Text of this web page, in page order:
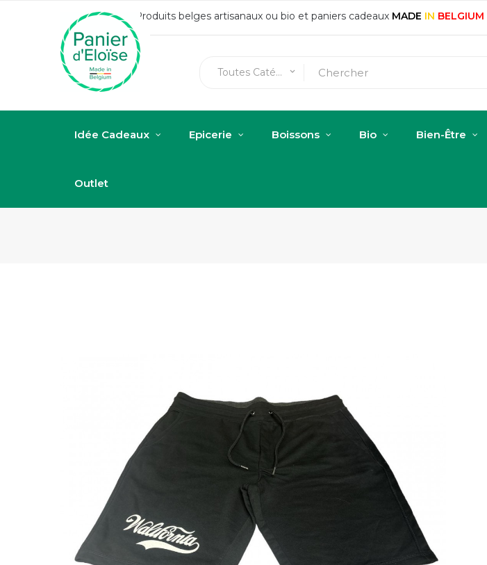
Produits belges artisanaux ou bio et paniers cadeaux MADE IN BELGIUM
Toutes Catégories keyboard_arrow_down
Idée Cadeaux Epicerie Boissons Bio Bien-Être
Outlet